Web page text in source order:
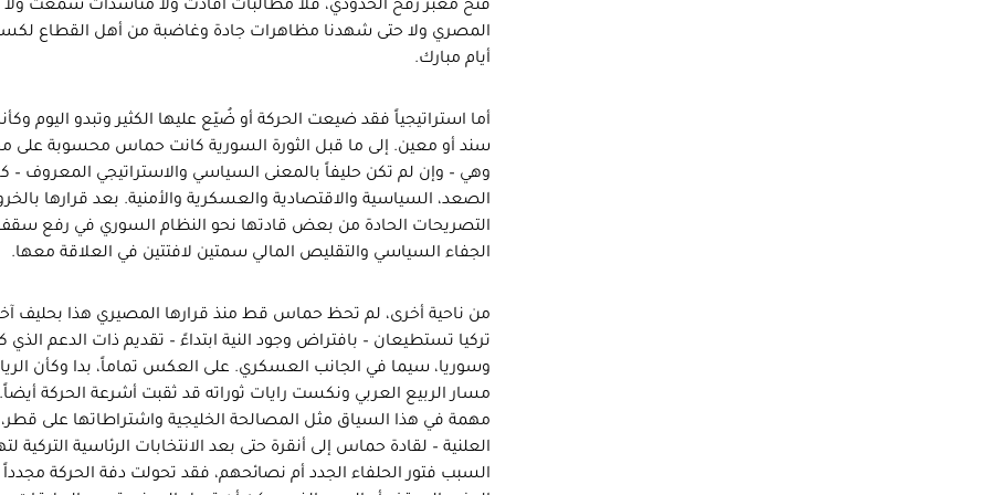
فتح معبر رفح الحدودي، فلا مطالبات أفادت ولا مناشدات سُمعت ولا
المصري ولا حتى شهدنا مظاهرات جادة وغاضبة من أهل القطاع
أيام مبارك.
أما استراتيجياً فقد ضيعت الحركة أو ضُيّع عليها الكثير وتبدو اليوم
سند أو معين. إلى ما قبل الثورة السورية كانت حماس محسوبة على
وهي – وإن لم تكن حليفاً بالمعنى السياسي والاستراتيجي
الصعد، السياسية والاقتصادية والعسكرية والأمنية. بعد
التصريحات الحادة من بعض قادتها نحو النظام السوري في رفع سقف
الجفاء السياسي والتقليص المالي سمتين لافتتين في العلاقة معها.
من ناحية أخرى، لم تحظ حماس قط منذ قرارها المصيري هذا بحليف
تركيا تستطيعان – بافتراض وجود النية ابتداءً – تقديم ذات الدعم
وسوريا، سيما في الجانب العسكري. على العكس تماماً، بدا وكأن
مسار الربيع العربي ونكست رايات ثوراته قد ثقبت أشرعة الحركة
مهمة في هذا السياق مثل المصالحة الخليجية واشتراطاتها على قطر،
العلنية – لقادة حماس إلى أنقرة حتى بعد الانتخابات الرئاسية
السبب فتور الحلفاء الجدد أم نصائحهم، فقد تحولت دفة الحركة